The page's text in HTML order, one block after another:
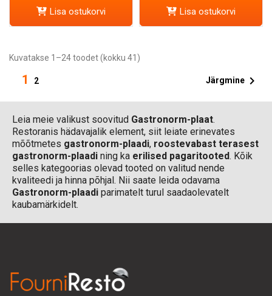
Lisa ostukorvi Lisa ostukorvi
Kuvatakse 1–24 toodet (kokku 41)
1 2 Järgmine 
Leia meie valikust soovitud Gastronorm-plaat.
Restoranis hädavajalik element, siit leiate erinevates
mõõtmetes gastronorm-plaadi, roostevabast terasest
gastronorm-plaadi ning ka erilised pagaritooted. Kõik
selles kategoorias olevad tooted on valitud nende
kvaliteedi ja hinna põhjal. Nii saate leida odavama
Gastronorm-plaadi parimatelt turul saadaolevatelt
kaubamärkidelt.